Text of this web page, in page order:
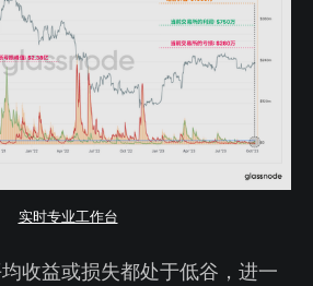
实时专业工作台
收益或损失都处于低谷，进一